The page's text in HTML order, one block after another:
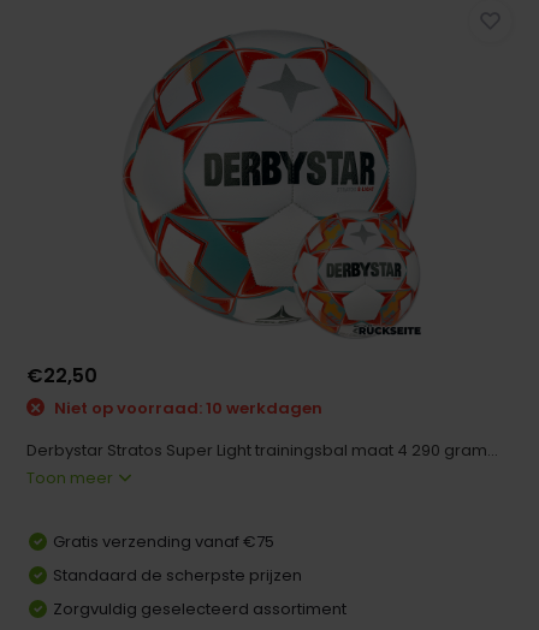
€22,50
Niet op voorraad: 10 werkdagen
Derbystar Stratos Super Light trainingsbal maat 4 290 gram...
Toon meer
Gratis verzending vanaf €75
Standaard de scherpste prijzen
Zorgvuldig geselecteerd assortiment